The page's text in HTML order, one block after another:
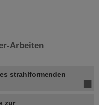
Arbeiten
strahlformenden
zur